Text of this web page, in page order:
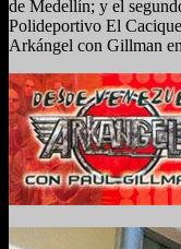
de Medellín; y el
Polideportivo El
Arkángel con Gillman